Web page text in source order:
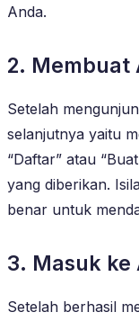
Anda.
2. Membuat
Setelah
selanjutnya yaitu
“Daftar” atau
yang diberikan.
benar untuk
3. Masuk ke
Setelah berhasil